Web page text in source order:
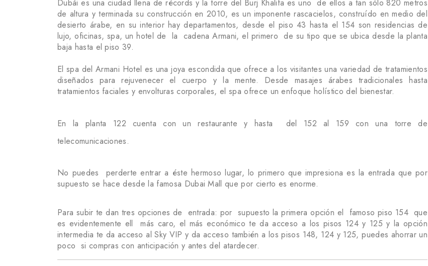
Dubái es una ciudad llena de récords y la torre del Burj Khalifa es uno de ellos a tan sólo 820 metros
de altura y terminada su construcción en 2010, es un imponente rascacielos, construído en medio del
desierto árabe, en su interior hay departamentos, desde el piso 43 hasta el 154 son residencias de
lujo, oficinas, spa, un hotel de la cadena Armani, el primero de su tipo que se ubica desde la planta
baja hasta el piso 39.
El spa del Armani Hotel es una joya escondida que ofrece a los visitantes una variedad de tratamientos
diseñados para rejuvenecer el cuerpo y la mente. Desde masajes árabes tradicionales hasta
tratamientos faciales y envolturas corporales, el spa ofrece un enfoque holístico del bienestar.
En la planta 122 cuenta con un restaurante y hasta del 152 al 159 con una torre de
telecomunicaciones.
No puedes perderte entrar a éste hermoso lugar, lo primero que impresiona es la entrada que por
supuesto se hace desde la famosa Dubai Mall que por cierto es enorme.
Para subir te dan tres opciones de entrada: por supuesto la primera opción el famoso piso 154 que
es evidentemente ell más caro, el más económico te da acceso a los pisos 124 y 125 y la opción
intermedia te da acceso al Sky VIP y da acceso también a los pisos 148, 124 y 125, puedes ahorrar un
poco si compras con anticipación y antes del atardecer.